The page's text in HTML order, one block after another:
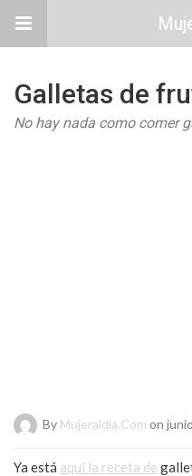
Galletas de
No hay nada como comer
By Mujeraldia.com on
Ya está aquí la receta de